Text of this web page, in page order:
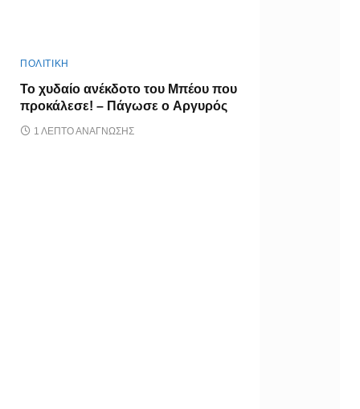
ΠΟΛΙΤΙΚΗ
Το χυδαίο ανέκδοτο του Μπέου που
προκάλεσε! – Πάγωσε ο Αργυρός
1 ΛΕΠΤΌ ΑΝΆΓΝΩΣΗΣ